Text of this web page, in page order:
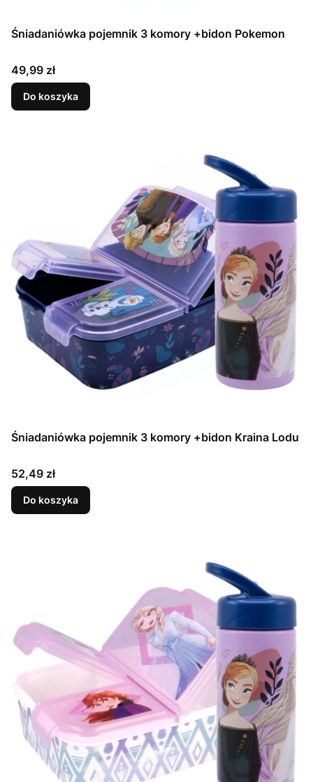
Śniadaniówka pojemnik 3 komory +bidon Pokemon
Cena
49,99 zł
Do koszyka
Śniadaniówka pojemnik 3 komory +bidon Kraina Lodu
Cena
52,49 zł
Do koszyka